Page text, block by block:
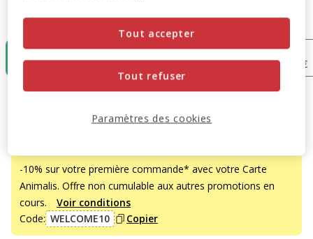
Taille:30cm
30cm
17.95€
35cm
19.95€
40cm
20.95€
45cm
22.95€
-10% sur votre première commande* avec votre Carte
Animalis. Offre non cumulable aux autres promotions en
cours.
Voir conditions
Code: WELCOME10 Copier
Tout refuser
Tout accepter
Paramètres des cookies